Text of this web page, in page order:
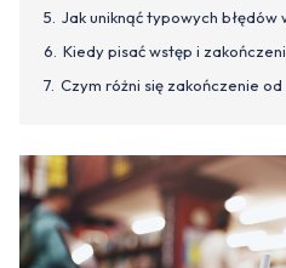
Jak uniknąć typowych błędów
Kiedy pisać wstęp i
Czym różni się zakończenie